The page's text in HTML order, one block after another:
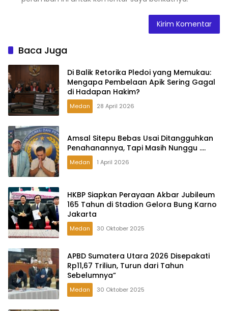
Baca Juga
Di Balik Retorika Pledoi yang Memukau:
Mengapa Pembelaan Apik Sering Gagal
di Hadapan Hakim?
Medan 28 April 2026
Amsal Sitepu Bebas Usai Ditangguhkan
Penahanannya, Tapi Masih Nunggu ….
Medan 1 April 2026
HKBP Siapkan Perayaan Akbar Jubileum
165 Tahun di Stadion Gelora Bung Karno
Jakarta
Medan 30 Oktober 2025
APBD Sumatera Utara 2026 Disepakati
Rp11,67 Triliun, Turun dari Tahun
Sebelumnya”
Medan 30 Oktober 2025